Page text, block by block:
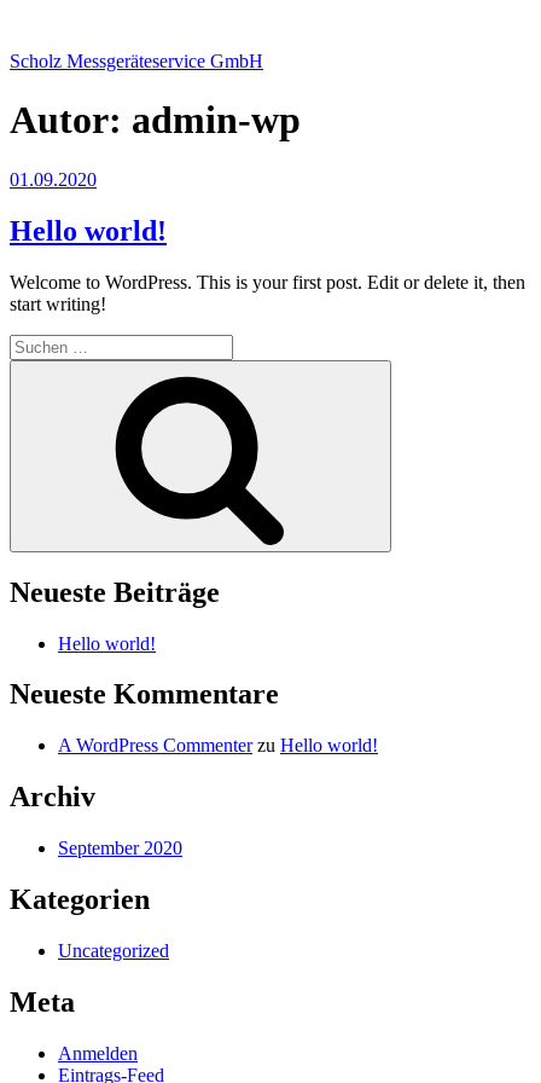
springen
Scholz Messgeräteservice GmbH
Autor: admin-wp
Veröffentlicht
01.09.2020
Hello world!
Welcome to WordPress. This is your first post. Edit or delete it, then
start writing!
Suche
nach:
Neueste Beiträge
Hello world!
Neueste Kommentare
A WordPress Commenterzu Hello world!
Archiv
September 2020
Kategorien
Uncategorized
Meta
Anmelden
Eintrags-Feed